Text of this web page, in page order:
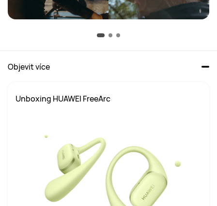
Objevit více
Unboxing HUAWEI FreeArc